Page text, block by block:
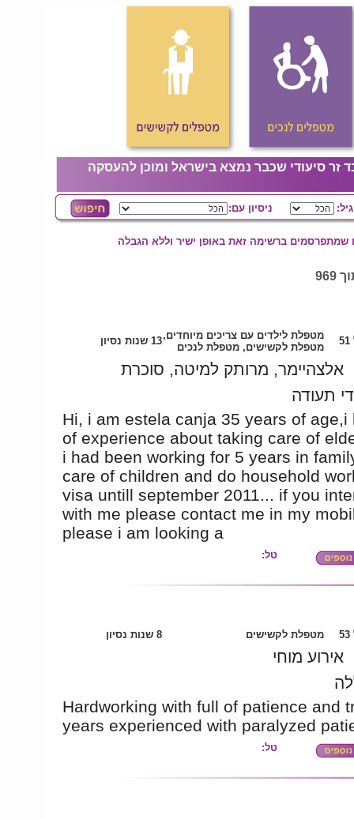
זר סיעודי שכבר נמצא בישראל ומוכן להעסקה
גיל: ניסיון עם:
שמתפרסמים ברשימה זאת באופן ישיר וללא הגבלה
מטפלת לילדים עם צריכים מיוחדים,
מטפלת לקשישים, מטפלת לנכים
13 שנות נסיון
אלצהיימר, מרותק למיטה, סוכרת
תעודה
Hi, i am estela canja 35 years of age,i
of experience about taking care of
i had been working for 5 years in
care of children and do household
visa untill september 2011... if you
with me please contact me in my
please i am looking a
טל:
מטפלת לקשישים 8 שנות נסיון
אירוע מוחי
Hardworking with full of patience and
years experienced with paralyzed
טל: